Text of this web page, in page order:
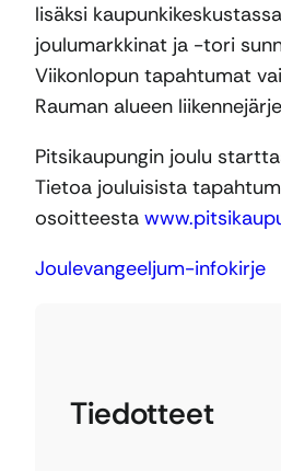
lisäksi
joulumarkkinat ja -tori
Viikonlopun tapahtumat
Rauman alueen
Pitsikaupungin joulu
Tietoa jouluisista
osoitteesta
Joulevangeeljum-infokirje
Tiedotteet